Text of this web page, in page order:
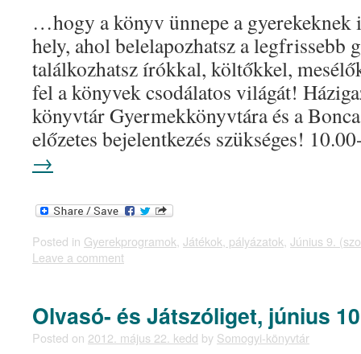
…hogy a könyv ünnepe a gyerekeknek
hely, ahol belelapozhatsz a legfrissebb
találkozhatsz írókkal, költőkkel,
fel a könyvek csodálatos világát!
könyvtár Gyermekkönyvtára és a
előzetes bejelentkezés szükséges!
→
Posted in Gyerekprogramok, Játékok, pályázatok, Június 9.
Leave a comment
Olvasó- és Játszóliget, június
Posted on 2012. május 22. kedd by Somogyi-könyvtár